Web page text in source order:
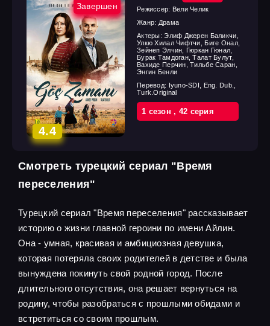
Завершен
4.4
Режиссер: Вели Челик
Жанр: Драма
Актеры:Элиф Джерен Баликчи,
Улкю Хилал Чифтчи, Биге Онал,
Зейнеп Элчин, Гюркан Гюнал,
Бурак Тамдоган, Талат Булут,
Вахиде Перчин, Тильбе Саран,
Энгин Бенли
Перевод: Iyuno-SDI, Eng. Dub.,
Turk.Original
1 cезон, 42 cерия
Смотреть турецкий сериал "Время
переселения"
Турецкий сериал "Время переселения" рассказывает
историю о жизни главной героини по имени Айлин.
Она - умная, красивая и амбициозная девушка,
которая потеряла своих родителей в детстве и была
вынуждена покинуть свой родной город. После
длительного отсутствия, она решает вернуться на
родину, чтобы разобраться с прошлыми обидами и
встретиться со своим прошлым.